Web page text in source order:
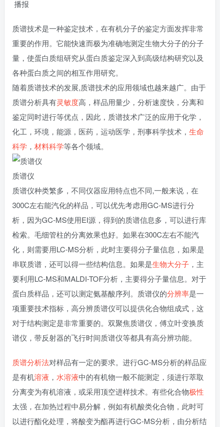
播报
质谱技术是一种鉴定技术，在有机分子的鉴定方面发挥非常
重要的作用。它能快速而极为准确地测定生物大分子的分子
量，使蛋白质组研究从蛋白质鉴定深入到高级结构研究以及
各种蛋白质之间的相互作用研究。
随着质谱技术的发展,质谱技术的应用领域也越来越广。由于
质谱分析具有灵敏度高，样品用量少，分析速度快，分离和
鉴定同时进行等优点，因此，质谱技术广泛的应用于化学，
化工，环境，能源，医药，运动医学，刑事科学技术， 生命
科学 ， 材料科学等各个领域。
质谱仪
质谱仪种类繁多，不同仪器应用特点也不同,一般来说，在
300C左右能汽化的样品，可以优先考虑用GC-MS进行分
析，因为GC-MS使用EI源，得到的质谱信息多，可以进行库
检索。毛细管柱的分离效果也好。如果在300C左右不能汽
化，则需要用LC-MS分析，此时主要得分子量信息，如果是
串联质谱，还可以得一些结构信息。如果是生物大分子 ，主
要利用LC-MS和MALDI-TOF分析，主要得分子量信息。对于
蛋白质样品，还可以测定氨基酸序列。质谱仪的分辨率是一
项重要技术指标，高分辨质谱仪可以提供化合物组成式，这
对于结构测定是非常重要的。双聚焦质谱仪，傅立叶变换质
谱仪，带反射器的飞行时间质谱仪等都具有高分辨功能。
质谱分析法对样品有一定的要求。进行GC-MS分析的样品应
是有机溶液 ， 水溶液中的有机物一般不能测定，须进行萃取
分离变为有机溶液，或采用顶空进样技术。有些化合物极性
太强，在加热过程中易分解，例如有机酸类化合物，此时可
以进行酯化处理，将酸变为酯再进行GC-MS分析，由分析结